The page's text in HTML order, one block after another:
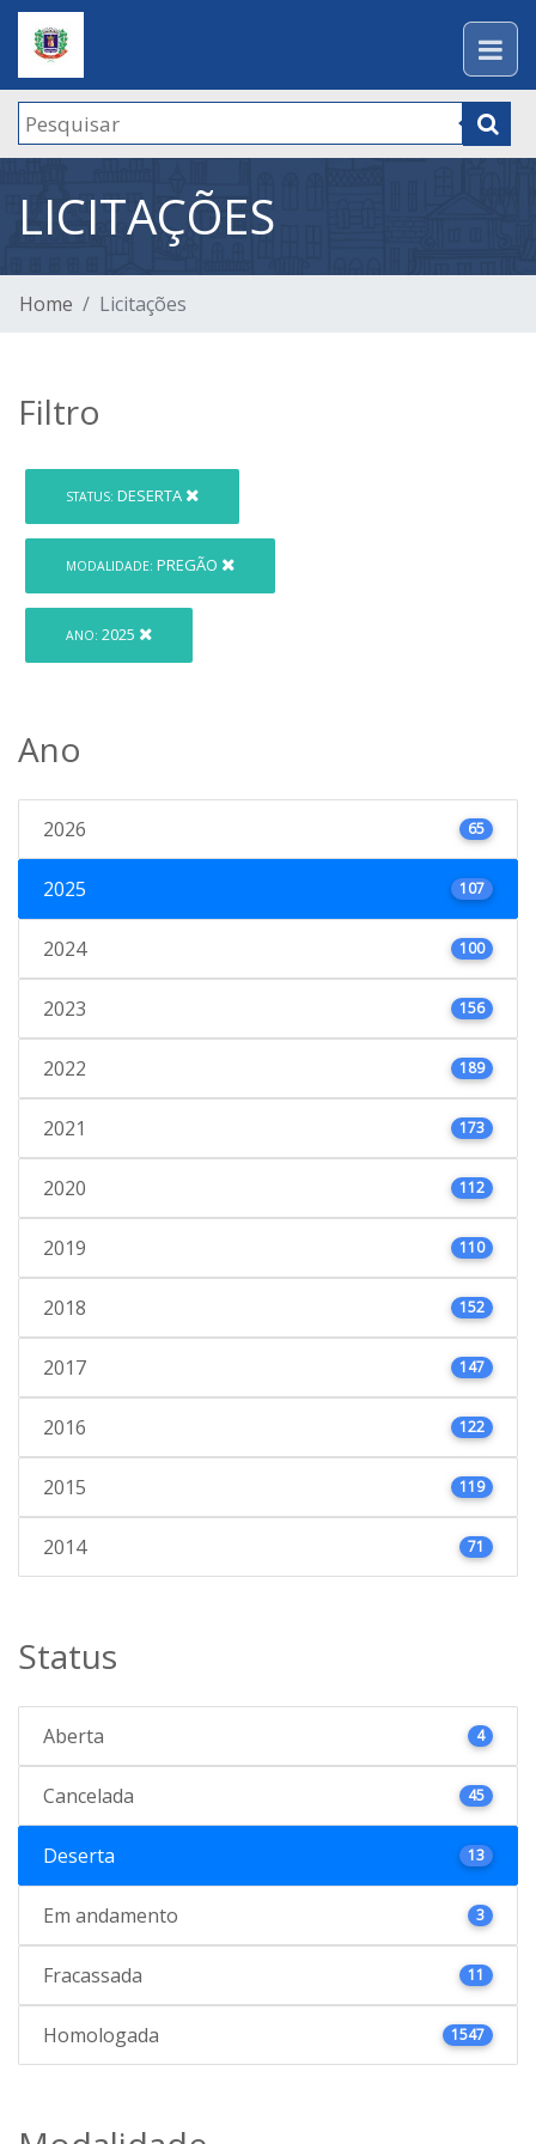
LICITAÇÕES
Home Licitações
Filtro
STATUS: DESERTA
MODALIDADE: PREGÃO
ANO: 2025
Ano
2026 65
2025 107
2024 100
2023 156
2022 189
2021 173
2020 112
2019 110
2018 152
2017 147
2016 122
2015 119
2014 71
Status
Aberta 4
Cancelada 45
Deserta 13
Em andamento 3
Fracassada 11
Homologada 1547